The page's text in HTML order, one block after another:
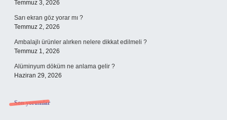
Temmuz 3, 2026
Sarı ekran göz yorar mı ?
Temmuz 2, 2026
Ambalajlı ürünler alırken nelere dikkat edilmeli ?
Temmuz 1, 2026
Alüminyum döküm ne anlama gelir ?
Haziran 29, 2026
Son yorumlar